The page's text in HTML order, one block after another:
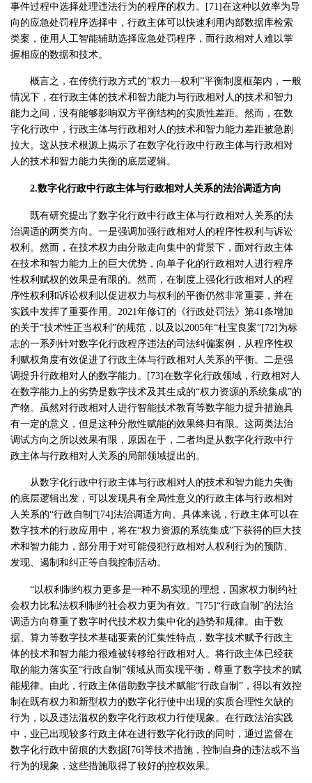
事件过程中选择处理违法行为的程序的权力。[71]在这种以效率为导
向的应急处罚程序选择中，行政主体可以快速利用内部数据库检索
类案，使用人工智能辅助选择应急处罚程序，而行政相对人难以掌
握相应的数据和技术。
概言之，在传统行政方式的“权力—权利”平衡制度框架内，一般
情况下，在行政主体的技术和智力能力与行政相对人的技术和智力
能力之间，没有能够影响双方平衡结构的实质性差距。然而，在数
字化行政中，行政主体与行政相对人的技术和智力能力差距被急剧
拉大。这从技术根源上揭示了在数字化行政中行政主体与行政相对
人的技术和智力能力失衡的底层逻辑。
2.数字化行政中行政主体与行政相对人关系的法治调适方向
既有研究提出了数字化行政中行政主体与行政相对人关系的法
治调适的两类方向。一是强调加强行政相对人的程序性权利与诉讼
权利。然而，在技术权力由分散走向集中的背景下，面对行政主体
在技术和智力能力上的巨大优势，向单子化的行政相对人进行程序
性权利赋权的效果是有限的。然而，在制度上强化行政相对人的程
序性权利和诉讼权利以促进权力与权利的平衡仍然非常重要，并在
实践中发挥了重要作用。2021年修订的《行政处罚法》第41条增加
的关于“技术性正当权利”的规范，以及以2005年“杜宝良案”[72]为标
志的一系列针对数字化行政程序违法的司法纠偏案例，从程序性权
利赋权角度有效促进了行政主体与行政相对人关系的平衡。二是强
调提升行政相对人的数字能力。[73]在数字化行政领域，行政相对人
在数字能力上的劣势是数字技术及其生成的“权力资源的系统集成”的
产物。虽然对行政相对人进行智能技术教育等数字能力提升措施具
有一定的意义，但是这种分散性赋能的效果终归有限。这两类法治
调试方向之所以效果有限，原因在于，二者均是从数字化行政中行
政主体与行政相对人关系的局部领域提出的。
从数字化行政中行政主体与行政相对人的技术和智力能力失衡
的底层逻辑出发，可以发现具有全局性意义的行政主体与行政相对
人关系的“行政自制”[74]法治调适方向。具体来说，行政主体可以在
数字技术的行政应用中，将在“权力资源的系统集成”下获得的巨大技
术和智力能力，部分用于对可能侵犯行政相对人权利行为的预防、
发现、遏制和纠正等自我控制活动。
“以权利制约权力更多是一种不易实现的理想，国家权力制约社
会权力比私法权利制约社会权力更为有效。”[75]“行政自制”的法治
调适方向尊重了数字时代技术权力集中化的趋势和规律。由于数
据、算力等数字技术基础要素的汇集性特点，数字技术赋予行政主
体的技术和智力能力很难被转移给行政相对人。将行政主体已经获
取的能力落实至“行政自制”领域从而实现平衡，尊重了数字技术的赋
能规律。由此，行政主体借助数字技术赋能“行政自制”，得以有效控
制在既有权力和新型权力的数字化行使中出现的实质合理性欠缺的
行为，以及违法滥权的数字化行政权力行使现象。在行政法治实践
中，业已出现较多行政主体在进行数字化行政的同时，通过监督在
数字化行政中留痕的大数据[76]等技术措施，控制自身的违法或不当
行为的现象，这些措施取得了较好的控权效果。